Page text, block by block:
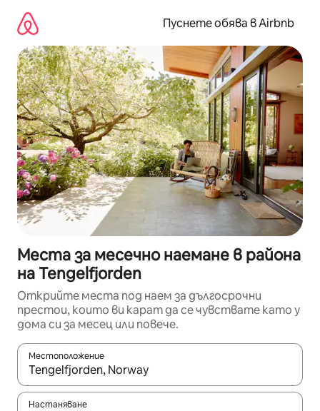
съдържанието
Пуснете обява в Airbnb
Места за месечно наемане в района
на Tengelfjorden
Открийте места под наем за дългосрочни
престои, които ви карат да се чувствате като у
дома си за месец или повече.
Местоположение
Когато резултатите се покажат, използвайте
Настаняване